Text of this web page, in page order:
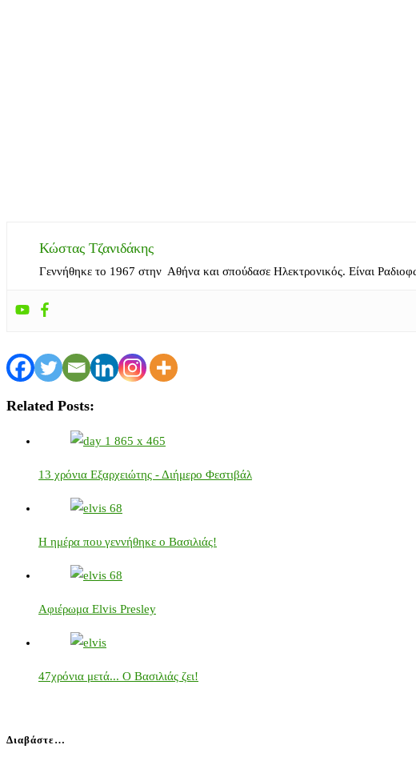
Κώστας Τζανιδάκης
Γεννήθηκε το 1967 στην Αθήνα και σπούδασε Ηλεκτρονικός. Είναι
Related Posts:
13 χρόνια Εξαρχειώτης - Διήμερο Φεστιβάλ
Η ημέρα που γεννήθηκε ο Βασιλιάς!
Αφιέρωμα Elvis Presley
47χρόνια μετά... Ο Βασιλιάς ζει!
Διαβάστε…